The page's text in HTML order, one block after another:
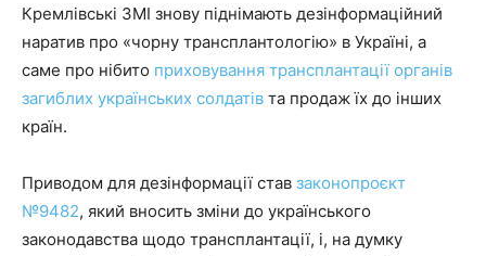
Кремлівські ЗМІ знову піднімають дезінформаційний
наратив про «чорну трансплантологію» в Україні, а
саме про нібито приховування трансплантації органів
загиблих українських солдатів та продаж їх до інших
країн.
Приводом для дезінформації став законопроєкт
№9482, який вносить зміни до українського
законодавства щодо трансплантації, і, на думку